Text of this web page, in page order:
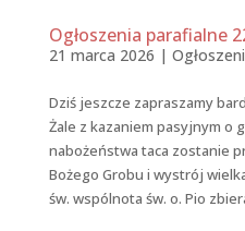
Ogłoszenia parafialne
21 marca 2026 |
Dziś jeszcze zapraszamy
Żale z kazaniem pasyjnym o
nabożeństwa taca zostanie
Bożego Grobu i wystrój
św. wspólnota św. o. Pio